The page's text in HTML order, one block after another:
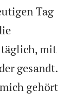
Tag
täglich, mit
gesandt.
gehört